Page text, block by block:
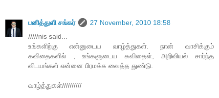
பனித்துளி சங்கர்
27 November, 2010 18:58
/////nis said...
உங்களிற்கு என்னுடைய வாழ்த்துகள். நான் வாசிக்கும்
கவிதைகளில் , உங்களுடைய கவிதைள், அறிவியல் சார்ந்த
விடயங்கள் என்னை பிரமக்க வைத்த துண்டு.
வாழ்த்துகள்//////////